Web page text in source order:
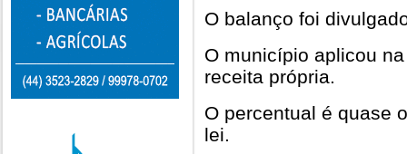
O balanço foi
O município aplicou
receita própria.
O percentual é quase
lei.